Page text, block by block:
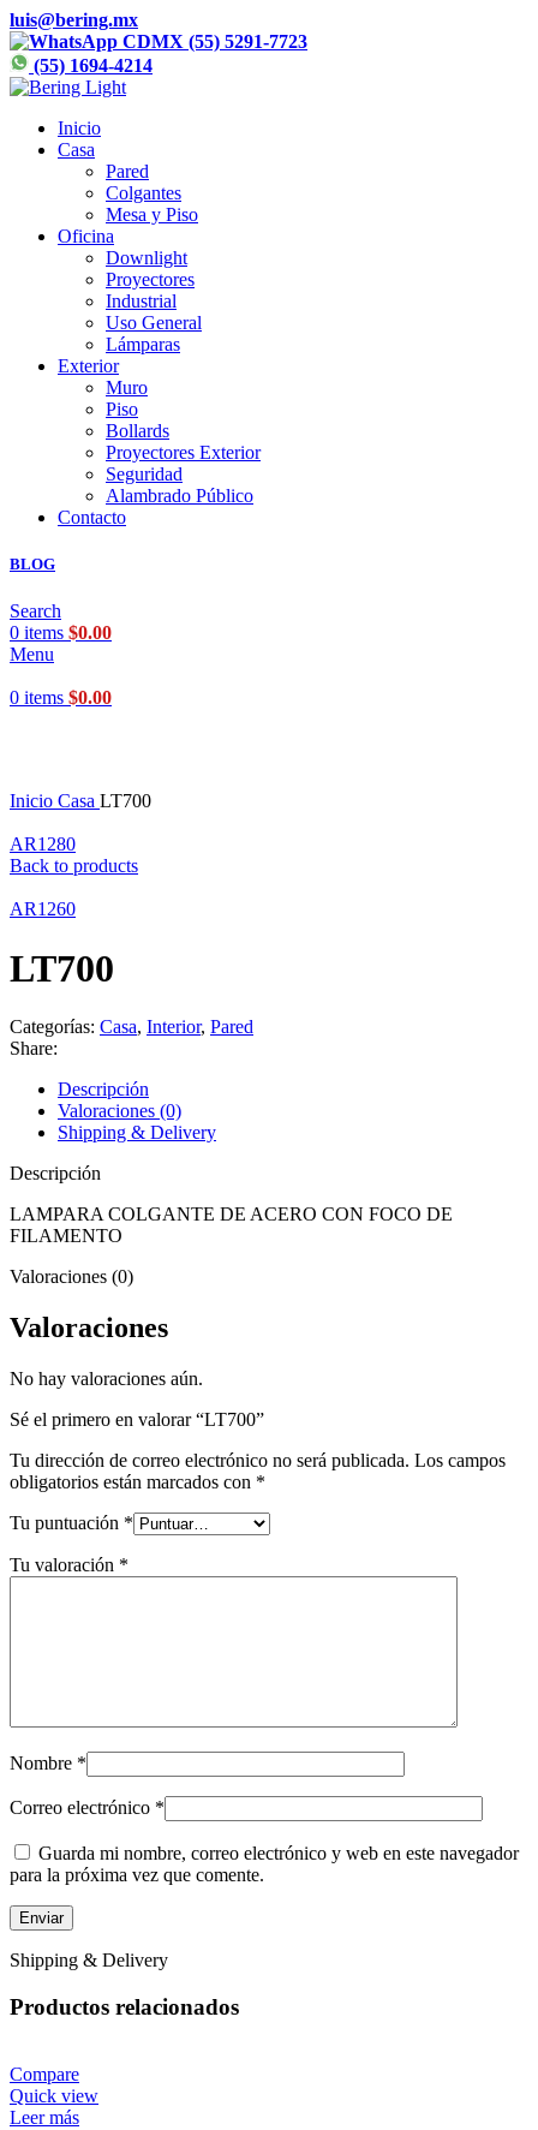
luis@bering.mx
CDMX (55) 5291-7723
(55) 1694-4214
Inicio
Casa
Pared
Colgantes
Mesa y Piso
Oficina
Downlight
Proyectores
Industrial
Uso General
Lámparas
Exterior
Muro
Piso
Bollards
Proyectores Exterior
Seguridad
Alambrado Público
Contacto
BLOG
Search
0 items $0.00
Menu
0 items $0.00
Inicio Casa LT700
AR1280
Back to products
AR1260
LT700
Categorías: Casa, Interior, Pared
Share:
Descripción
Valoraciones (0)
Shipping & Delivery
Descripción
LAMPARA COLGANTE DE ACERO CON FOCO DE
FILAMENTO
Valoraciones (0)
Valoraciones
No hay valoraciones aún.
Sé el primero en valorar “LT700”
Tu dirección de correo electrónico no será publicada. Los campos
obligatorios están marcados con *
Tu puntuación *
Tu valoración *
Nombre *
Correo electrónico *
Guarda mi nombre, correo electrónico y web en este navegador
para la próxima vez que comente.
Shipping & Delivery
Productos relacionados
Compare
Quick view
Leer más